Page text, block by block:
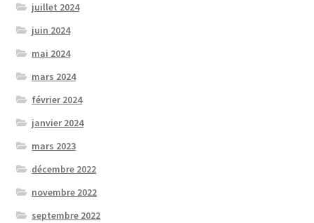
juillet 2024
juin 2024
mai 2024
mars 2024
février 2024
janvier 2024
mars 2023
décembre 2022
novembre 2022
septembre 2022